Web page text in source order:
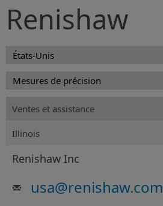
Renishaw
Ventes et assistance
Illinois
Renishaw Inc
usa@renishaw.com